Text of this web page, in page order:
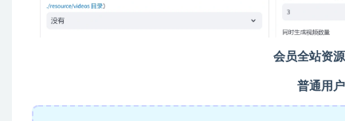
会员全站资
普通用